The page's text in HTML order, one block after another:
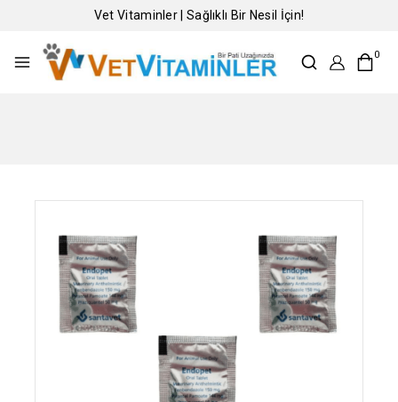
Vet Vitaminler | Sağlıklı Bir Nesil İçin!
0